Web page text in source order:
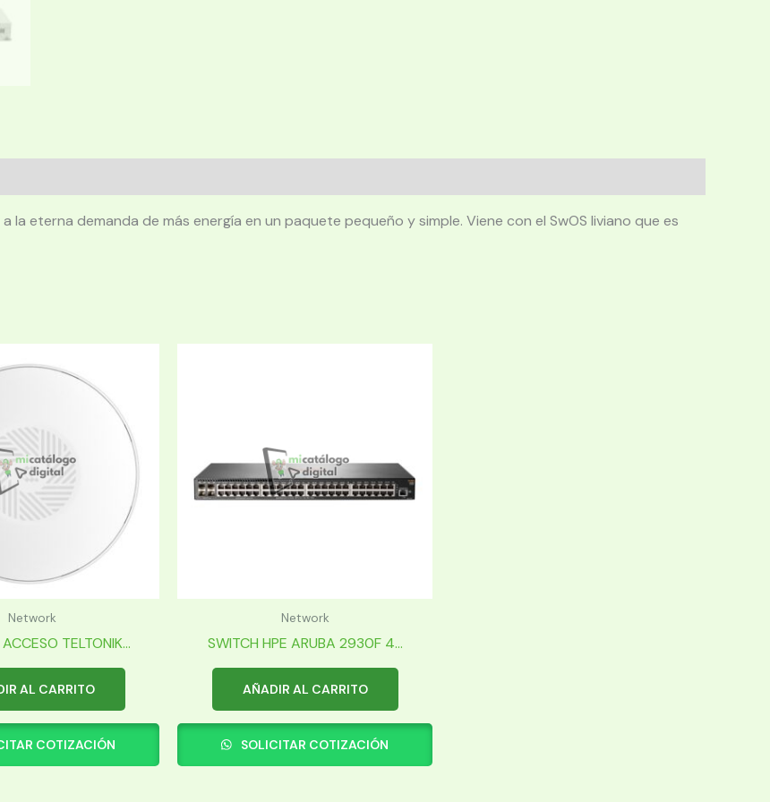
eterna demanda de más energía en un paquete pequeño y simple. Viene con el SwOS liviano que es
Network
TELTONIK...
AL CARRITO
COTIZACIÓN
Network
SWITCH HPE ARUBA 2930F 4...
AÑADIR AL CARRITO
SOLICITAR COTIZACIÓN